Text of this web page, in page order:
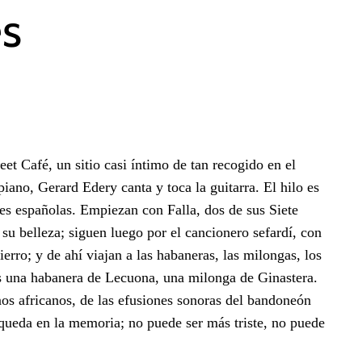
Café, un sitio casi íntimo de tan recogido en el
Gerard Edery canta y toca la guitarra. El hilo es
españolas. Empiezan con Falla, dos de sus Siete
belleza; siguen luego por el cancionero sefardí, con
y de ahí viajan a las habaneras, las milongas, los
habanera de Lecuona, una milonga de Ginastera.
africanos, de las efusiones sonoras del bandoneón
en la memoria; no puede ser más triste, no puede